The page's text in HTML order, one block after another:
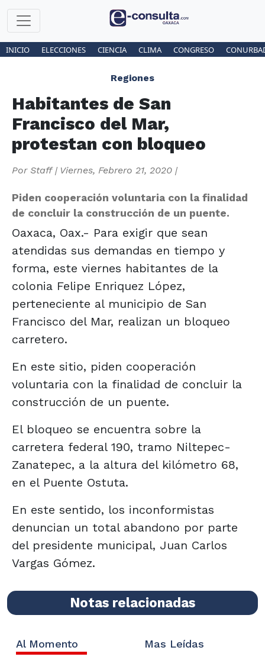
INICIO ELECCIONES CIENCIA CLIMA CONGRESO
Regiones
Habitantes de San
Francisco del Mar,
protestan con bloqueo
Por Staff| Viernes, Febrero 21, 2020 |
Piden cooperación voluntaria con la finalidad
de concluir la construcción de un puente.
Oaxaca, Oax.- Para exigir que sean
atendidas sus demandas en tiempo y
forma, este viernes habitantes de la
colonia Felipe Enriquez López,
perteneciente al municipio de San
Francisco del Mar, realizan un bloqueo
carretero.
En este sitio, piden cooperación
voluntaria con la finalidad de concluir la
construcción de un puente.
El bloqueo se encuentra sobre la
carretera federal 190, tramo Niltepec-
Zanatepec, a la altura del kilómetro 68,
en el Puente Ostuta.
En este sentido, los inconformistas
denuncian un total abandono por parte
del presidente municipal, Juan Carlos
Vargas Gómez.
Notas relacionadas
Al Momento Mas Leídas